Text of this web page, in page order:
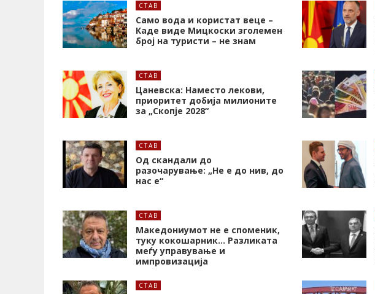
СТАВ
Само вода и користат веце –
Каде виде Мицкоски зголемен
број на туристи – не знам
СТАВ
Цаневска: Наместо лекови,
приоритет добија милионите
за „Скопје 2028“
СТАВ
Од скандали до
разочарување: „Не е до нив, до
нас е“
СТАВ
Македониумот не е споменик,
туку кокошарник… Разликата
меѓу управување и
импровизација
СТАВ